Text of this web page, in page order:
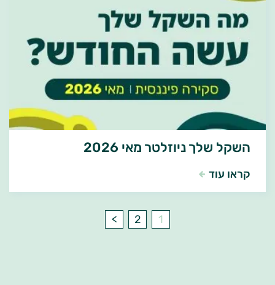
השקל שלך ניוזלטר מאי 2026
קראו עוד
1
2
>